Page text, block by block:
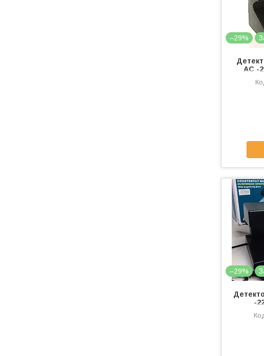
–29%
AC -
–29%
-